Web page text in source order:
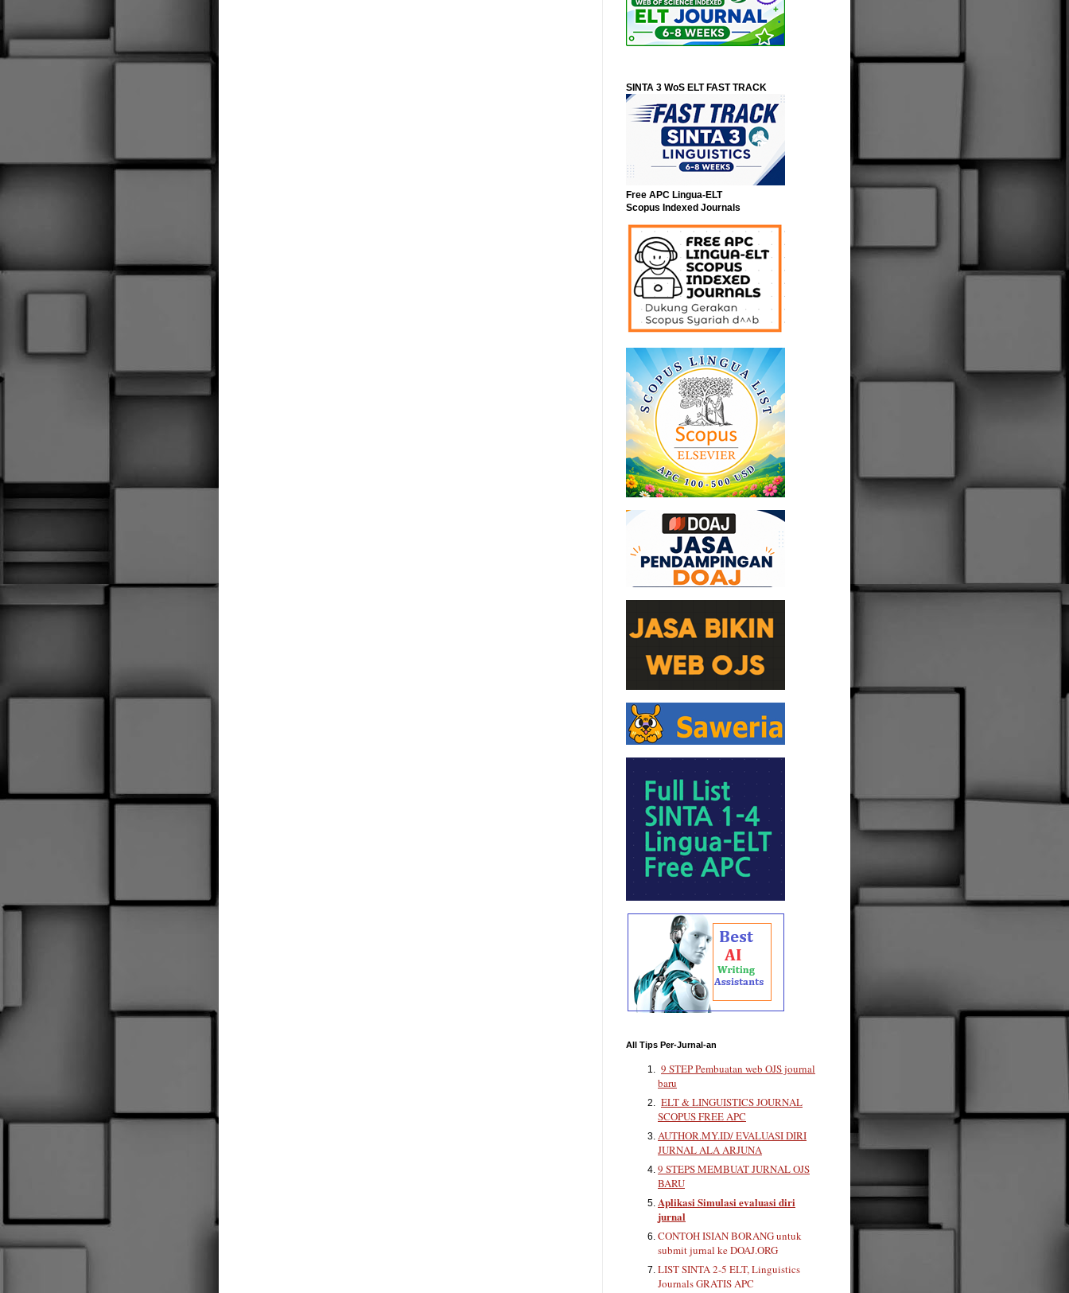
SINTA 3 WoS ELT FAST TRACK
Free APC Lingua-ELT
Scopus Indexed Journals
All Tips Per-Jurnal-an
9 STEP Pembuatan web OJS journal
baru
ELT & LINGUISTICS JOURNAL
SCOPUS FREE APC
AUTHOR.MY.ID/ EVALUASI DIRI
JURNAL ALA ARJUNA
9 STEPS MEMBUAT JURNAL OJS
BARU
Aplikasi Simulasi evaluasi diri
jurnal
CONTOH ISIAN BORANG untuk
submit jurnal ke DOAJ.ORG
LIST SINTA 2-5 ELT, Linguistics
Journals GRATIS APC